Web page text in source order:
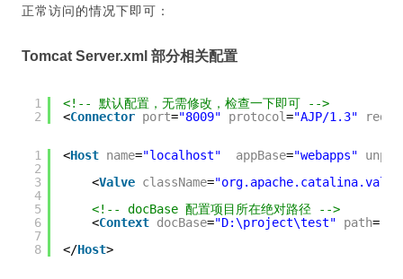
正常访问的情况下即可：
Tomcat Server.xml 部分相关配置
1
2
<!-- 默认配置，无需修改，检查一下即可 -->
<Connector port="8009" protocol="AJP/1.3"
1
2
3
4
5
6
7
8
<Host name="localhost" appBase="webapps"
<Valve className=
<!-- docBase 配置项目所在绝对路径 -->
<Context docBase="D:\project\test" path=
</Host>